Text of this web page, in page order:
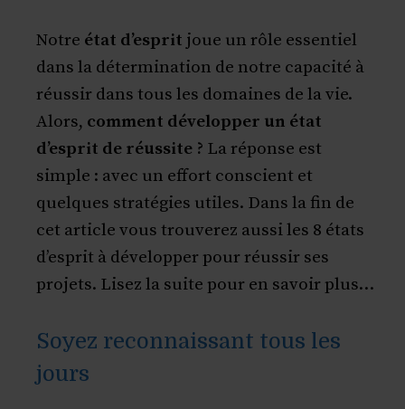
Notre état d’esprit joue un rôle essentiel
dans la détermination de notre capacité à
réussir dans tous les domaines de la vie.
Alors, comment développer un état
d’esprit de réussite ? La réponse est
simple : avec un effort conscient et
quelques stratégies utiles. Dans la fin de
cet article vous trouverez aussi les 8 états
d’esprit à développer pour réussir ses
projets. Lisez la suite pour en savoir plus…
Soyez reconnaissant tous les
jours